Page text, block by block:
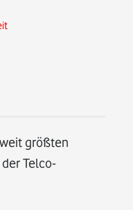
größten
Telco-